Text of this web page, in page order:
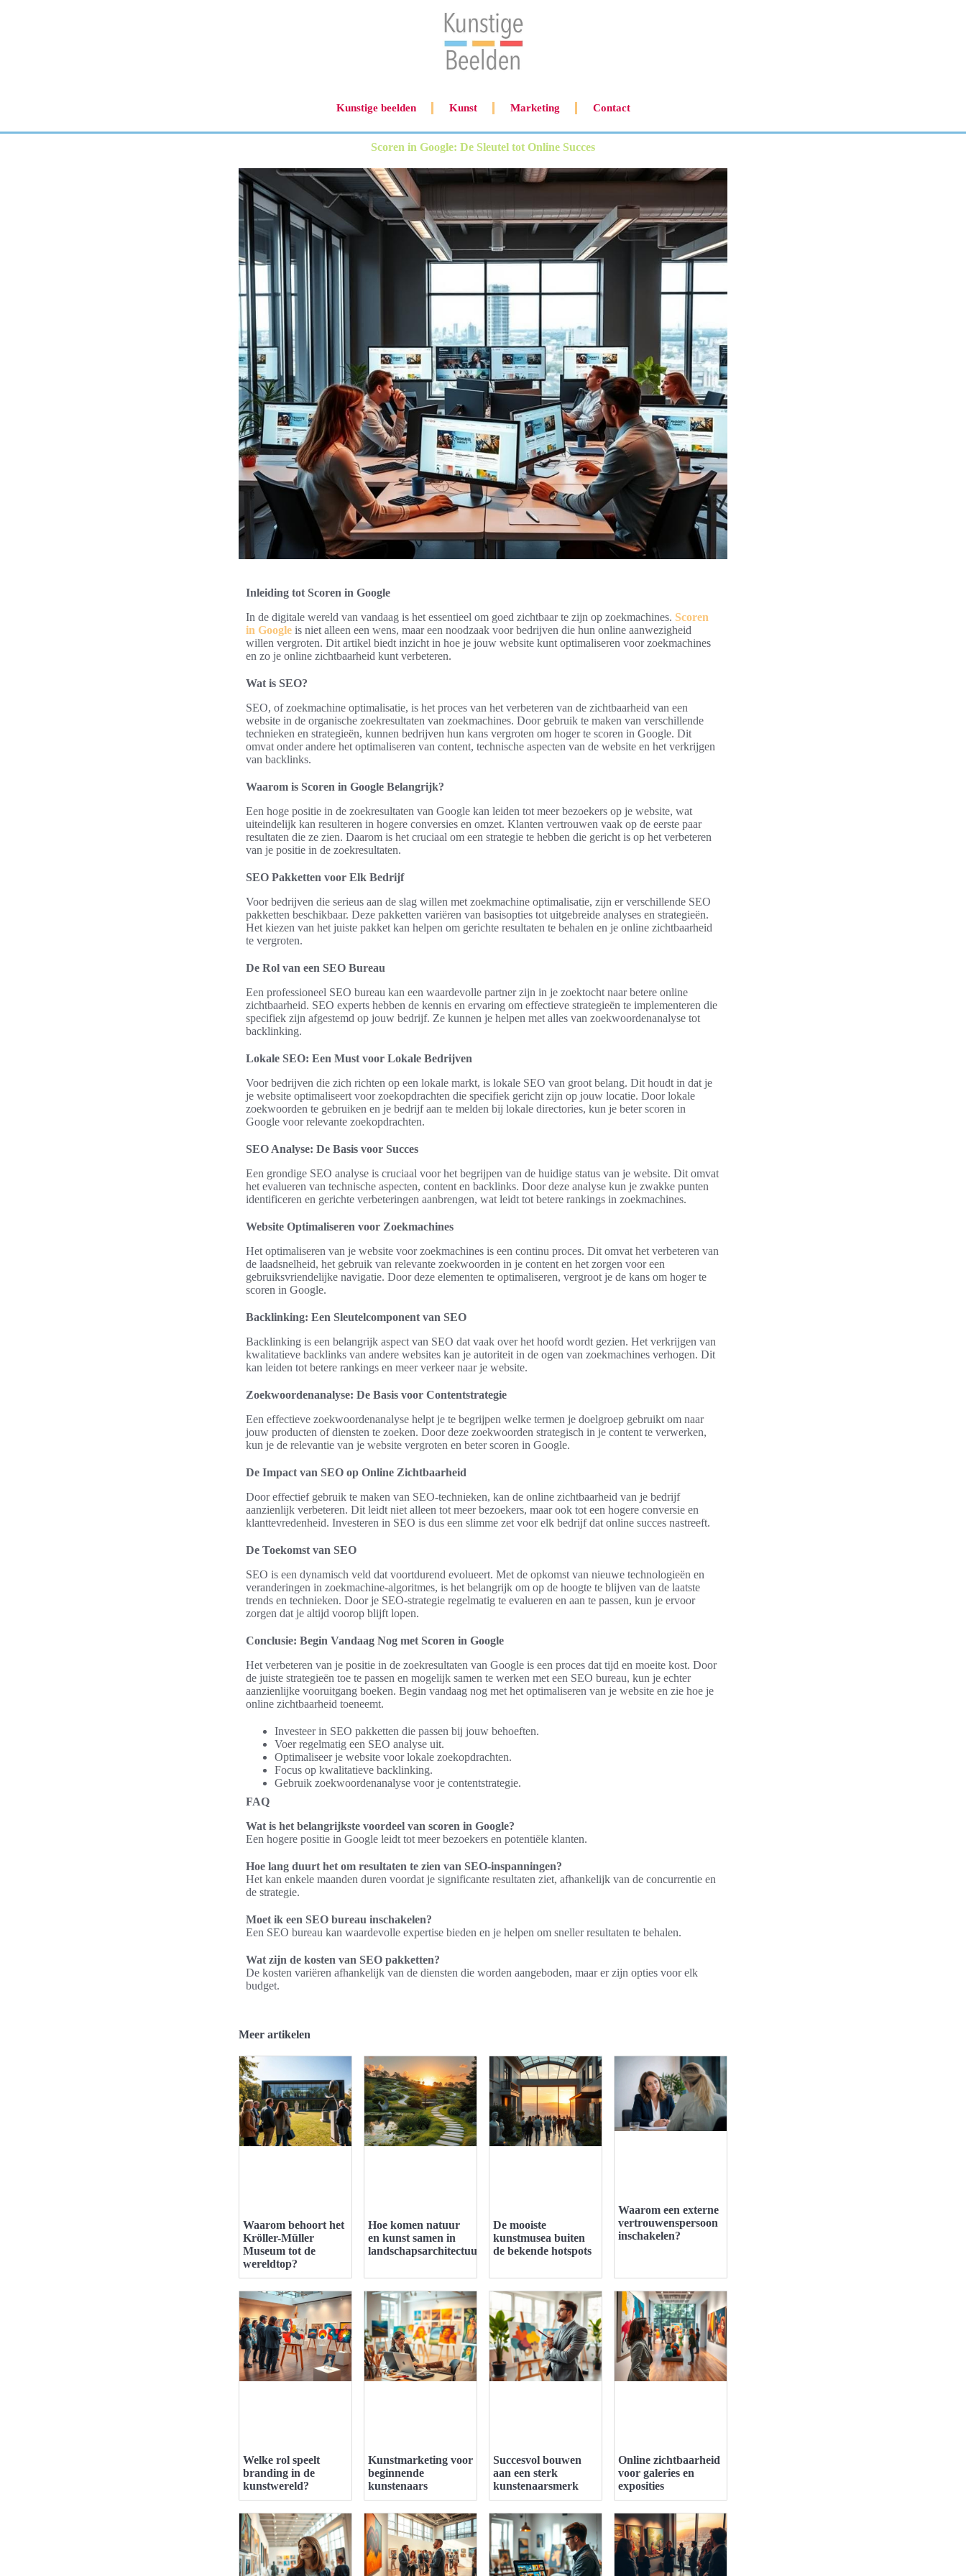
Kunstige beelden Kunst Marketing Contact
Scoren in Google: De Sleutel tot Online Succes
Inleiding tot Scoren in Google
In de digitale wereld van vandaag is het essentieel om goed zichtbaar te zijn op zoekmachines. Scoren
in Google is niet alleen een wens, maar een noodzaak voor bedrijven die hun online aanwezigheid
willen vergroten. Dit artikel biedt inzicht in hoe je jouw website kunt optimaliseren voor zoekmachines
en zo je online zichtbaarheid kunt verbeteren.
Wat is SEO?
SEO, of zoekmachine optimalisatie, is het proces van het verbeteren van de zichtbaarheid van een
website in de organische zoekresultaten van zoekmachines. Door gebruik te maken van verschillende
technieken en strategieën, kunnen bedrijven hun kans vergroten om hoger te scoren in Google. Dit
omvat onder andere het optimaliseren van content, technische aspecten van de website en het verkrijgen
van backlinks.
Waarom is Scoren in Google Belangrijk?
Een hoge positie in de zoekresultaten van Google kan leiden tot meer bezoekers op je website, wat
uiteindelijk kan resulteren in hogere conversies en omzet. Klanten vertrouwen vaak op de eerste paar
resultaten die ze zien. Daarom is het cruciaal om een strategie te hebben die gericht is op het verbeteren
van je positie in de zoekresultaten.
SEO Pakketten voor Elk Bedrijf
Voor bedrijven die serieus aan de slag willen met zoekmachine optimalisatie, zijn er verschillende SEO
pakketten beschikbaar. Deze pakketten variëren van basisopties tot uitgebreide analyses en strategieën.
Het kiezen van het juiste pakket kan helpen om gerichte resultaten te behalen en je online zichtbaarheid
te vergroten.
De Rol van een SEO Bureau
Een professioneel SEO bureau kan een waardevolle partner zijn in je zoektocht naar betere online
zichtbaarheid. SEO experts hebben de kennis en ervaring om effectieve strategieën te implementeren die
specifiek zijn afgestemd op jouw bedrijf. Ze kunnen je helpen met alles van zoekwoordenanalyse tot
backlinking.
Lokale SEO: Een Must voor Lokale Bedrijven
Voor bedrijven die zich richten op een lokale markt, is lokale SEO van groot belang. Dit houdt in dat je
je website optimaliseert voor zoekopdrachten die specifiek gericht zijn op jouw locatie. Door lokale
zoekwoorden te gebruiken en je bedrijf aan te melden bij lokale directories, kun je beter scoren in
Google voor relevante zoekopdrachten.
SEO Analyse: De Basis voor Succes
Een grondige SEO analyse is cruciaal voor het begrijpen van de huidige status van je website. Dit omvat
het evalueren van technische aspecten, content en backlinks. Door deze analyse kun je zwakke punten
identificeren en gerichte verbeteringen aanbrengen, wat leidt tot betere rankings in zoekmachines.
Website Optimaliseren voor Zoekmachines
Het optimaliseren van je website voor zoekmachines is een continu proces. Dit omvat het verbeteren van
de laadsnelheid, het gebruik van relevante zoekwoorden in je content en het zorgen voor een
gebruiksvriendelijke navigatie. Door deze elementen te optimaliseren, vergroot je de kans om hoger te
scoren in Google.
Backlinking: Een Sleutelcomponent van SEO
Backlinking is een belangrijk aspect van SEO dat vaak over het hoofd wordt gezien. Het verkrijgen van
kwalitatieve backlinks van andere websites kan je autoriteit in de ogen van zoekmachines verhogen. Dit
kan leiden tot betere rankings en meer verkeer naar je website.
Zoekwoordenanalyse: De Basis voor Contentstrategie
Een effectieve zoekwoordenanalyse helpt je te begrijpen welke termen je doelgroep gebruikt om naar
jouw producten of diensten te zoeken. Door deze zoekwoorden strategisch in je content te verwerken,
kun je de relevantie van je website vergroten en beter scoren in Google.
De Impact van SEO op Online Zichtbaarheid
Door effectief gebruik te maken van SEO-technieken, kan de online zichtbaarheid van je bedrijf
aanzienlijk verbeteren. Dit leidt niet alleen tot meer bezoekers, maar ook tot een hogere conversie en
klanttevredenheid. Investeren in SEO is dus een slimme zet voor elk bedrijf dat online succes nastreeft.
De Toekomst van SEO
SEO is een dynamisch veld dat voortdurend evolueert. Met de opkomst van nieuwe technologieën en
veranderingen in zoekmachine-algoritmes, is het belangrijk om op de hoogte te blijven van de laatste
trends en technieken. Door je SEO-strategie regelmatig te evalueren en aan te passen, kun je ervoor
zorgen dat je altijd voorop blijft lopen.
Conclusie: Begin Vandaag Nog met Scoren in Google
Het verbeteren van je positie in de zoekresultaten van Google is een proces dat tijd en moeite kost. Door
de juiste strategieën toe te passen en mogelijk samen te werken met een SEO bureau, kun je echter
aanzienlijke vooruitgang boeken. Begin vandaag nog met het optimaliseren van je website en zie hoe je
online zichtbaarheid toeneemt.
Investeer in SEO pakketten die passen bij jouw behoeften.
Voer regelmatig een SEO analyse uit.
Optimaliseer je website voor lokale zoekopdrachten.
Focus op kwalitatieve backlinking.
Gebruik zoekwoordenanalyse voor je contentstrategie.
FAQ
Wat is het belangrijkste voordeel van scoren in Google?
Een hogere positie in Google leidt tot meer bezoekers en potentiële klanten.
Hoe lang duurt het om resultaten te zien van SEO-inspanningen?
Het kan enkele maanden duren voordat je significante resultaten ziet, afhankelijk van de concurrentie en
de strategie.
Moet ik een SEO bureau inschakelen?
Een SEO bureau kan waardevolle expertise bieden en je helpen om sneller resultaten te behalen.
Wat zijn de kosten van SEO pakketten?
De kosten variëren afhankelijk van de diensten die worden aangeboden, maar er zijn opties voor elk
budget.
Meer artikelen
Waarom behoort het
Kröller-Müller
Museum tot de
wereldtop?
Hoe komen natuur
en kunst samen in
landschapsarchitectuur?
De mooiste
kunstmusea buiten
de bekende hotspots
Waarom een externe
vertrouwenspersoon
inschakelen?
Welke rol speelt
branding in de
kunstwereld?
Kunstmarketing voor
beginnende
kunstenaars
Succesvol bouwen
aan een sterk
kunstenaarsmerk
Online zichtbaarheid
voor galeries en
exposities